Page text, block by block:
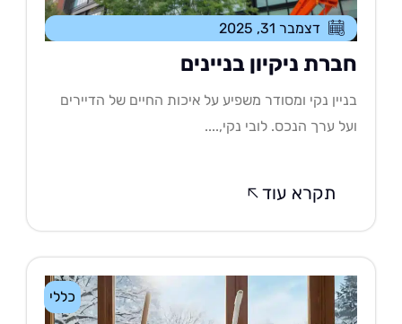
דצמבר 31, 2025
ניקיון בניינים
נקי ומסודר משפיע על איכות החיים של הדיירים
ערך הנכס. לובי נקי,....
תקרא עוד
כללי